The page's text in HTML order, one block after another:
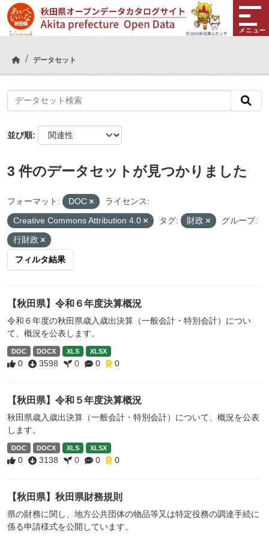
Skip to main content
メニュー
データセット
並び順
3 件のデータセットが見つかりました
フォーマット: DOC
ライセンス:
Creative Commons Attribution 4.0
タグ: 財政
グループ:
行財政
フィルタ結果
【秋田県】令和６年度決算概況
令和６年度の秋田県歳入歳出決算（一般会計・特別会計）につい
て、概況を公表します。
DOC DOCX XLS XLSX
0 3598 0 0 0
【秋田県】令和５年度決算概況
秋田県歳入歳出決算（一般会計・特別会計）について、概況を公表
します。
DOC DOCX XLS XLSX
0 3138 0 0 0
【秋田県】秋田県財務規則
県の財務に関し、地方公共団体の物品等又は特定役務の調達手続に
係る申請様式を公開しています。